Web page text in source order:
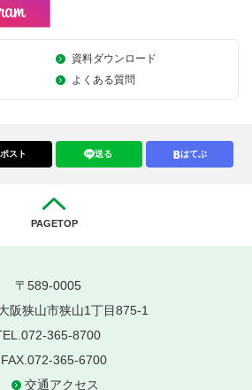
資料ダウンロード
よくある質問
ポスト 送る はてぶ
PAGETOP
〒589-0005
阪狭山市狭山1丁目875-1
365-8700
FAX.072-365-6700
交通アクセス